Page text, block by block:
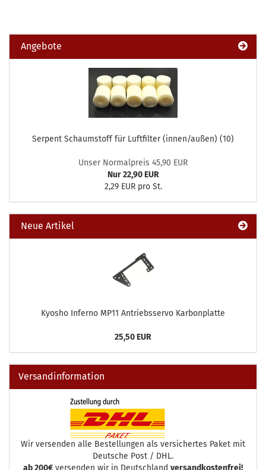
Angebote
Serpent Schaumstoff für Luftfilter (innen/außen) (10)
Unser Normalpreis 45,90 EUR
Nur 22,90 EUR
2,29 EUR pro St.
Neue Artikel
Kyosho Inferno MP11 Antriebsservo Karbonplatte
25,50 EUR
Versandinformation
Wir versenden alle Bestellungen als versichertes Paket mit
Deutsche Post / DHL.
ab 200€ versenden wir in Deutschland versandkostenfrei!